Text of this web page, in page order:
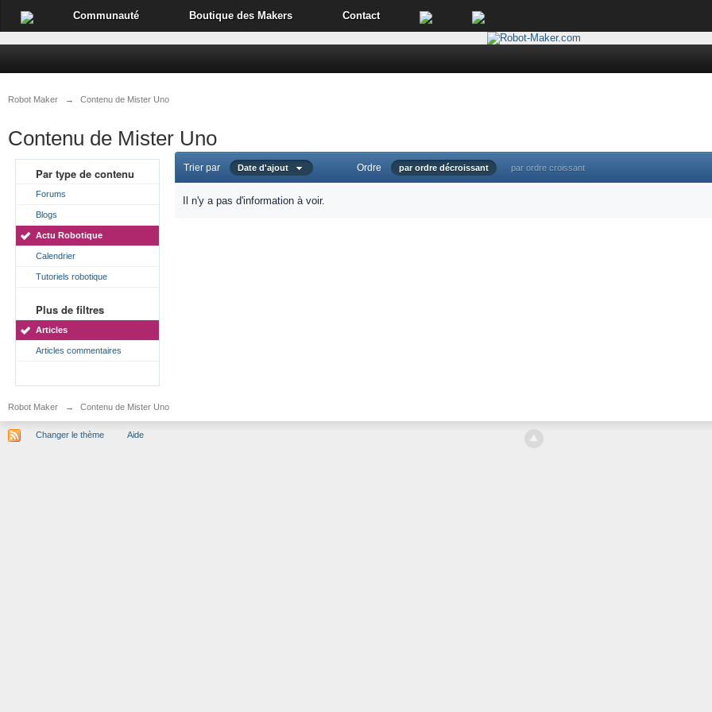
Communauté Boutique des Makers Contact
Robot Maker → Contenu de Mister Uno
Contenu de Mister Uno
Par type de contenu
Forums
Blogs
Actu Robotique
Calendrier
Tutoriels robotique
Plus de filtres
Articles
Articles commentaires
Trier par Date d'ajout Ordre par ordre décroissant par ordre croissant
Il n'y a pas d'information à voir.
Robot Maker → Contenu de Mister Uno
Changer le thème Aide